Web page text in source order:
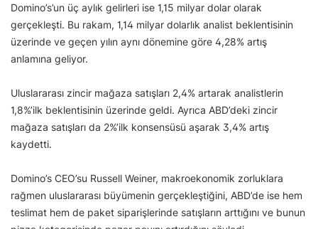
Domino’s’un üç aylık gelirleri ise 1,15 milyar dolar olarak
gerçekleşti. Bu rakam, 1,14 milyar dolarlık analist beklentisinin
üzerinde ve geçen yılın aynı dönemine göre 4,28% artış
anlamına geliyor.
Uluslararası zincir mağaza satışları 2,4% artarak analistlerin
1,8%’ilk beklentisinin üzerinde geldi. Ayrıca ABD’deki zincir
mağaza satışları da 2%’ilk konsensüsü aşarak 3,4% artış
kaydetti.
Domino’s CEO’su Russell Weiner, makroekonomik zorluklara
rağmen uluslararası büyümenin gerçekleştiğini, ABD’de ise hem
teslimat hem de paket siparişlerinde satışların arttığını ve bunun